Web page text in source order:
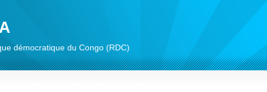
démocratique du Congo (RDC)